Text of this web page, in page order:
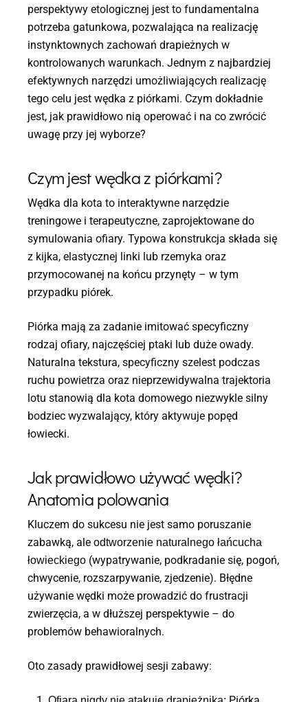
perspektywy etologicznej jest to fundamentalna
potrzeba gatunkowa, pozwalająca na realizację
instynktownych zachowań drapieżnych w
kontrolowanych warunkach. Jednym z najbardziej
efektywnych narzędzi umożliwiających realizację
tego celu jest wędka z piórkami. Czym dokładnie
jest, jak prawidłowo nią operować i na co zwrócić
uwagę przy jej wyborze?
Czym jest wędka z piórkami?
Wędka dla kota to interaktywne narzędzie
treningowe i terapeutyczne, zaprojektowane do
symulowania ofiary. Typowa konstrukcja składa się
z kijka, elastycznej linki lub rzemyka oraz
przymocowanej na końcu przynęty – w tym
przypadku piórek.
Piórka mają za zadanie imitować specyficzny
rodzaj ofiary, najczęściej ptaki lub duże owady.
Naturalna tekstura, specyficzny szelest podczas
ruchu powietrza oraz nieprzewidywalna trajektoria
lotu stanowią dla kota domowego niezwykle silny
bodziec wyzwalający, który aktywuje popęd
łowiecki.
Jak prawidłowo używać wędki?
Anatomia polowania
Kluczem do sukcesu nie jest samo poruszanie
zabawką, aleodtworzenie naturalnego łańcucha
łowieckiego (wypatrywanie, podkradanie się, pogoń,
chwycenie, rozszarpywanie, zjedzenie). Błędne
używanie wędki może prowadzić do frustracji
zwierzęcia, a w dłuższej perspektywie – do
problemów behawioralnych.
Oto zasady prawidłowej sesji zabawy: